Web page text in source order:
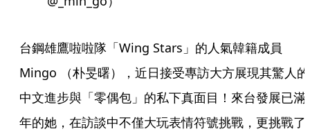
台鋼雄鷹啦啦隊「Wing Stars」的人氣韓籍成員
Mingo （朴旻曙），近日接受專訪大方展現其驚人的
中文進步與「零偶包」的私下真面目！來台發展已滿
年的她，在訪談中不僅大玩表情符號挑戰，更挑戰了